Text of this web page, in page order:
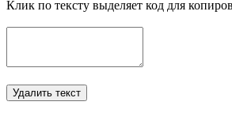
Клик по тексту выделяет код для